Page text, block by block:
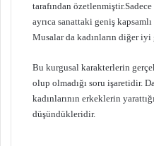
tarafından
ayrıca sanattaki geniş
Musalar da kadınların diğer
Bu kurgusal karakterlerin
olup olmadığı soru işaretidir.
kadınlarının erkeklerin
düşündükleridir.